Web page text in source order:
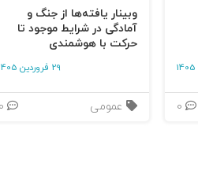
وبینار یافته‌ها از جنگ و
آمادگی در شرایط موجود تا
حرکت با هوشمندی
29 فروردین 1405
عمومی